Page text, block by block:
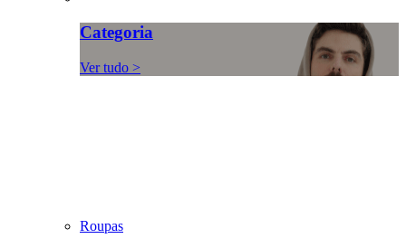
Categoria
Ver tudo >
Roupas